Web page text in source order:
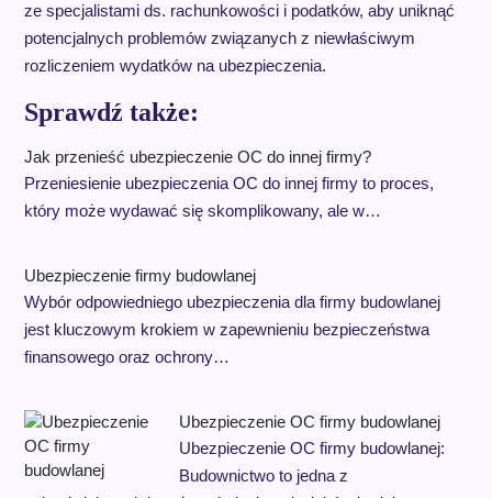
ze specjalistami ds. rachunkowości i podatków, aby uniknąć
potencjalnych problemów związanych z niewłaściwym
rozliczeniem wydatków na ubezpieczenia.
Sprawdź także:
Jak przenieść ubezpieczenie OC do innej firmy?
Przeniesienie ubezpieczenia OC do innej firmy to proces,
który może wydawać się skomplikowany, ale w…
Ubezpieczenie firmy budowlanej
Wybór odpowiedniego ubezpieczenia dla firmy budowlanej
jest kluczowym krokiem w zapewnieniu bezpieczeństwa
finansowego oraz ochrony…
Ubezpieczenie OC firmy budowlanej
Ubezpieczenie OC firmy budowlanej:
Budownictwo to jedna z